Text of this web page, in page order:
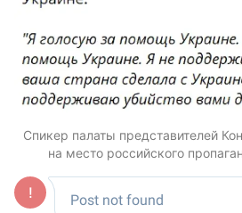
Cпикер палаты представителей
на место российского